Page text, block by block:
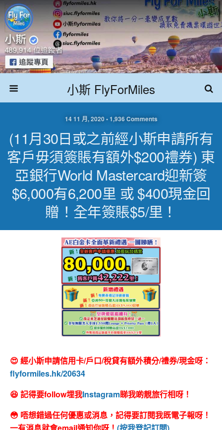
小斯 FlyForMiles
14 11 月, 2020 • 1,936 Comments
(11月30日或之前經小斯申請所有
客戶毋須簽賬有額外$200禮券) 東
亞銀行World Mastercard迎新簽
$6,000有6,200里 或 $400現金回
贈！全年簽賬$5/里！
😍 經小斯申請信用卡/戶口/稅貸有額外積分/禮券/現金呀：
flyformiles.hk/20634
😆 記得要follow埋我Instagram睇我啲靚旅行相呀！
😳 唔想錯過任何優惠或消息，記得要訂閱我既電子報呀！